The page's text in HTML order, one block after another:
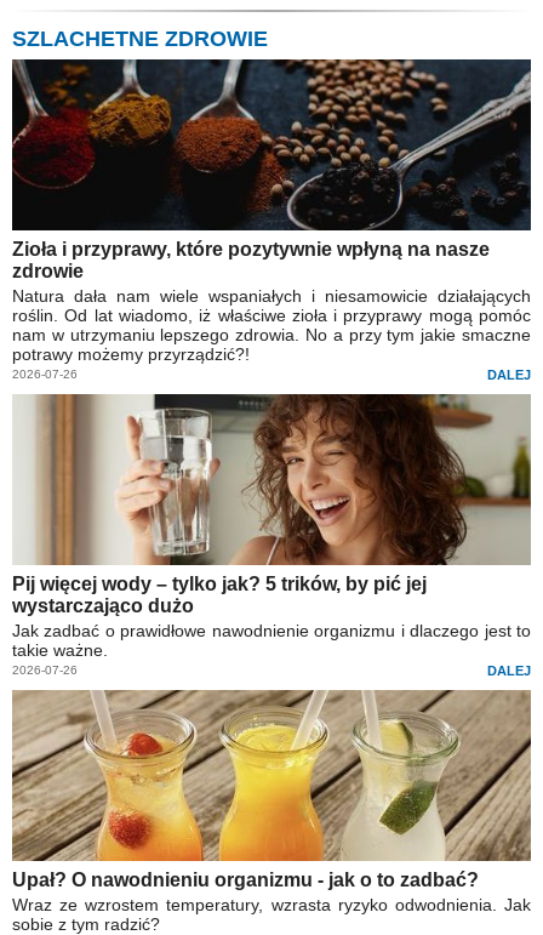
SZLACHETNE ZDROWIE
Zioła i przyprawy, które pozytywnie wpłyną na nasze
zdrowie
Natura dała nam wiele wspaniałych i niesamowicie działających
roślin. Od lat wiadomo, iż właściwe zioła i przyprawy mogą pomóc
nam w utrzymaniu lepszego zdrowia. No a przy tym jakie smaczne
potrawy możemy przyrządzić?!
2026-07-26 DALEJ
Pij więcej wody – tylko jak? 5 trików, by pić jej
wystarczająco dużo
Jak zadbać o prawidłowe nawodnienie organizmu i dlaczego jest to
takie ważne.
2026-07-26 DALEJ
Upał? O nawodnieniu organizmu - jak o to zadbać?
Wraz ze wzrostem temperatury, wzrasta ryzyko odwodnienia. Jak
sobie z tym radzić?